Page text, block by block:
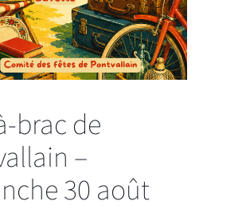
brac de
–
30 août